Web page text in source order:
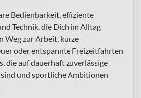
Bedienbarkeit, effiziente
Technik, die Dich im Alltag
Weg zur Arbeit, kurze
oder entspannte Freizeitfahrten
die auf dauerhaft zuverlässige
und sportliche Ambitionen